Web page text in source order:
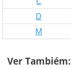
D
M
Ver Tambiém: